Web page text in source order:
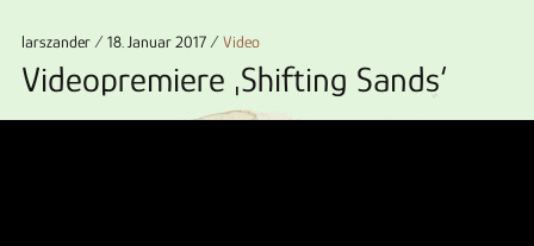
larszander 18. Januar 2017 Video
Videopremiere ‚Shifting Sands‘